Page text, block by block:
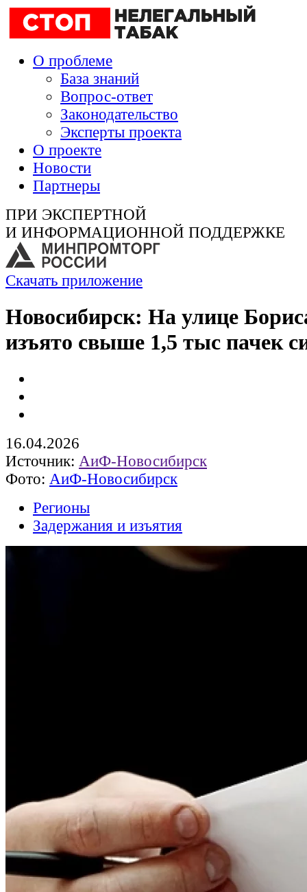
О проблеме
База знаний
Вопрос-ответ
Законодательство
Эксперты проекта
О проекте
Новости
Партнеры
ПРИ ЭКСПЕРТНОЙ
И ИНФОРМАЦИОННОЙ ПОДДЕРЖКЕ
Скачать приложение
Новосибирск: На улице
изъято свыше 1,5 тыс пачек
16.04.2026
Источник: АиФ-Новосибирск
Фото: АиФ-Новосибирск
Регионы
Задержания и изъятия